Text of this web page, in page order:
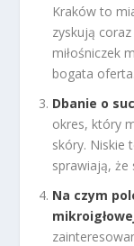
Kraków to
zyskują
miłośniczek
bogata
Dbanie o
okres, który
skóry. Niskie
sprawiają, że
Na czym